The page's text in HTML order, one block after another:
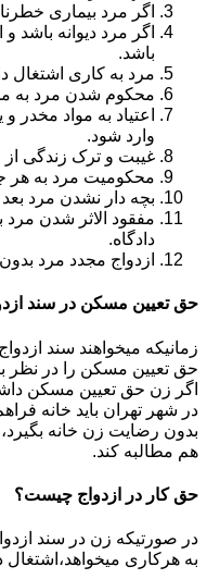
اگر مرد بیماری
اگر مرد دیوانه باشد
باشد.
مرد به کاری اشتغال
محکوم شدن مرد به مجازات ۵ سال حبس
اعتیاد به مواد
وارد شود.
غیبت و ترک زندگی
محکومیت مرد به هر
بچه دار نشدن مرد
مفقود الاثر شدن
دادگاه.
ازدواج مجدد مرد
حق تعیین مسکن در سند
زمانیکه میخواهند سند
حق تعیین مسکن را در نظر
اگر زن حق تعیین مسکن
در شهر تهران باید خانه
بدون رضایت زن خانه
هم مطالبه کند.
حق کار در ازدواج چیست؟
در صورتیکه زن در سند
به هرکاری میخواهد،اشتغال